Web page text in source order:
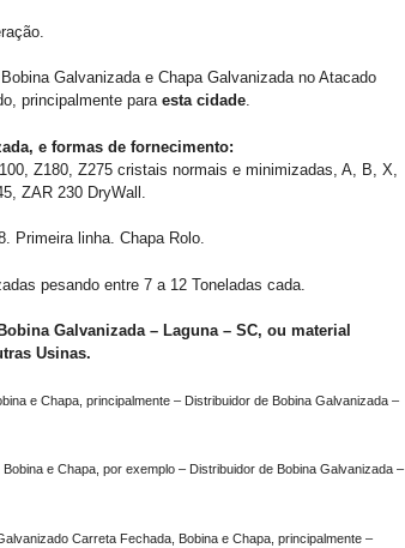
Galvanizada e Chapa Galvanizada no Atacado
principalmente para esta cidade.
e formas de fornecimento:
Z180, Z275 cristais normais e minimizadas, A, B, X,
ZAR 230 DryWall.
Primeira linha. Chapa Rolo.
pesando entre 7 a 12 Toneladas cada.
Galvanizada – Laguna – SC, ou material
Usinas.
e Chapa, principalmente – Distribuidor de Bobina Galvanizada –
e Chapa, por exemplo – Distribuidor de Bobina Galvanizada –
Carreta Fechada, Bobina e Chapa, principalmente –